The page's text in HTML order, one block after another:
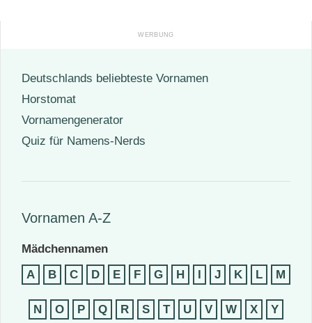
Deutschlands beliebteste Vornamen
Horstomat
Vornamengenerator
Quiz für Namens-Nerds
Vornamen A-Z
Mädchennamen
A
B C D E F G H I J K L M
N O P Q R S T U V W X Y